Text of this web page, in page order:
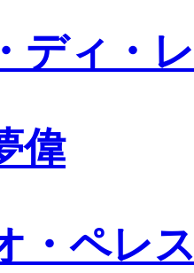
ディ・
偉
・ペレ